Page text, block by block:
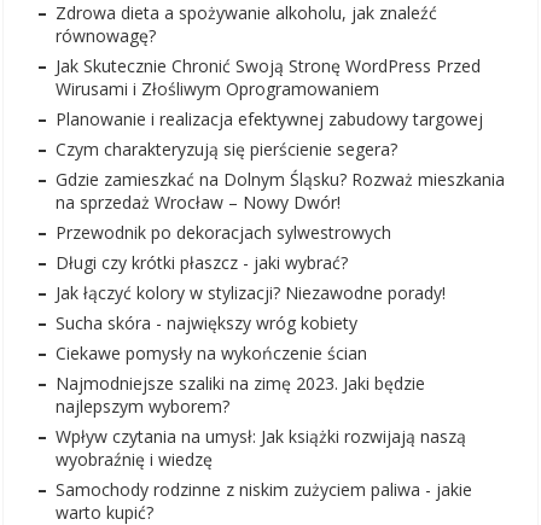
Zdrowa dieta a spożywanie alkoholu, jak znaleźć
równowagę?
Jak Skutecznie Chronić Swoją Stronę WordPress Przed
Wirusami i Złośliwym Oprogramowaniem
Planowanie i realizacja efektywnej zabudowy targowej
Czym charakteryzują się pierścienie segera?
Gdzie zamieszkać na Dolnym Śląsku? Rozważ mieszkania
na sprzedaż Wrocław – Nowy Dwór!
Przewodnik po dekoracjach sylwestrowych
Długi czy krótki płaszcz - jaki wybrać?
Jak łączyć kolory w stylizacji? Niezawodne porady!
Sucha skóra - największy wróg kobiety
Ciekawe pomysły na wykończenie ścian
Najmodniejsze szaliki na zimę 2023. Jaki będzie
najlepszym wyborem?
Wpływ czytania na umysł: Jak książki rozwijają naszą
wyobraźnię i wiedzę
Samochody rodzinne z niskim zużyciem paliwa - jakie
warto kupić?